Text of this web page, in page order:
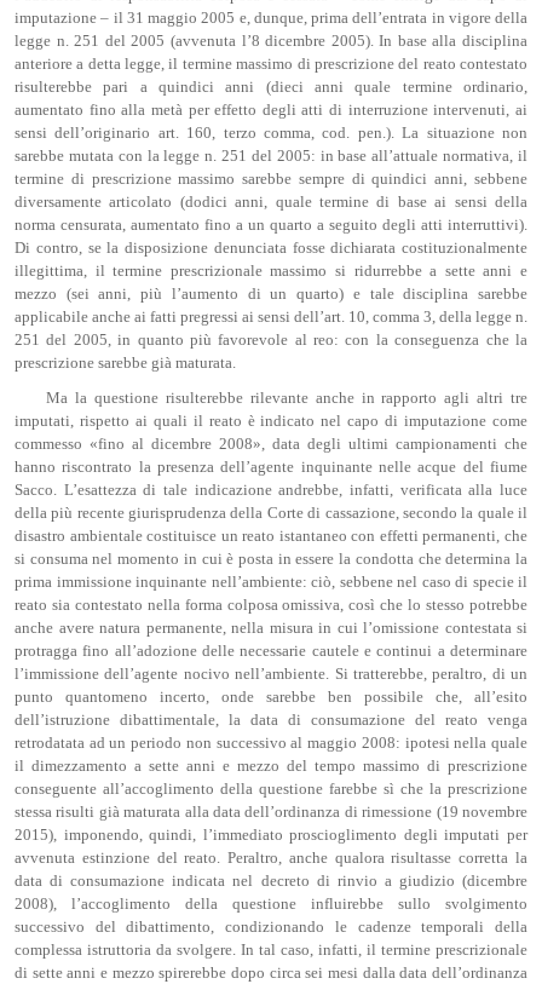
imputazione – il 31 maggio 2005 e, dunque, prima dell’entrata in vigore della
legge n. 251 del 2005 (avvenuta l’8 dicembre 2005). In base alla disciplina
anteriore a detta legge, il termine massimo di prescrizione del reato contestato
risulterebbe pari a quindici anni (dieci anni quale termine ordinario,
aumentato fino alla metà per effetto degli atti di interruzione intervenuti, ai
sensi dell’originario art. 160, terzo comma, cod. pen.). La situazione non
sarebbe mutata con la legge n. 251 del 2005: in base all’attuale normativa, il
termine di prescrizione massimo sarebbe sempre di quindici anni, sebbene
diversamente articolato (dodici anni, quale termine di base ai sensi della
norma censurata, aumentato fino a un quarto a seguito degli atti interruttivi).
Di contro, se la disposizione denunciata fosse dichiarata costituzionalmente
illegittima, il termine prescrizionale massimo si ridurrebbe a sette anni e
mezzo (sei anni, più l’aumento di un quarto) e tale disciplina sarebbe
applicabile anche ai fatti pregressi ai sensi dell’art. 10, comma 3, della legge n.
251 del 2005, in quanto più favorevole al reo: con la conseguenza che la
prescrizione sarebbe già maturata.
Ma la questione risulterebbe rilevante anche in rapporto agli altri tre
imputati, rispetto ai quali il reato è indicato nel capo di imputazione come
commesso «fino al dicembre 2008», data degli ultimi campionamenti che
hanno riscontrato la presenza dell’agente inquinante nelle acque del fiume
Sacco. L’esattezza di tale indicazione andrebbe, infatti, verificata alla luce
della più recente giurisprudenza della Corte di cassazione, secondo la quale il
disastro ambientale costituisce un reato istantaneo con effetti permanenti, che
si consuma nel momento in cui è posta in essere la condotta che determina la
prima immissione inquinante nell’ambiente: ciò, sebbene nel caso di specie il
reato sia contestato nella forma colposa omissiva, così che lo stesso potrebbe
anche avere natura permanente, nella misura in cui l’omissione contestata si
protragga fino all’adozione delle necessarie cautele e continui a determinare
l’immissione dell’agente nocivo nell’ambiente. Si tratterebbe, peraltro, di un
punto quantomeno incerto, onde sarebbe ben possibile che, all’esito
dell’istruzione dibattimentale, la data di consumazione del reato venga
retrodatata ad un periodo non successivo al maggio 2008: ipotesi nella quale
il dimezzamento a sette anni e mezzo del tempo massimo di prescrizione
conseguente all’accoglimento della questione farebbe sì che la prescrizione
stessa risulti già maturata alla data dell’ordinanza di rimessione (19 novembre
2015), imponendo, quindi, l’immediato proscioglimento degli imputati per
avvenuta estinzione del reato. Peraltro, anche qualora risultasse corretta la
data di consumazione indicata nel decreto di rinvio a giudizio (dicembre
2008), l’accoglimento della questione influirebbe sullo svolgimento
successivo del dibattimento, condizionando le cadenze temporali della
complessa istruttoria da svolgere. In tal caso, infatti, il termine prescrizionale
di sette anni e mezzo spirerebbe dopo circa sei mesi dalla data dell’ordinanza